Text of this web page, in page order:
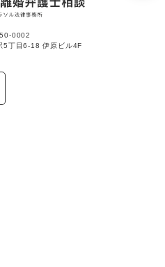
0002
5丁目6-18 伊原ビル4F